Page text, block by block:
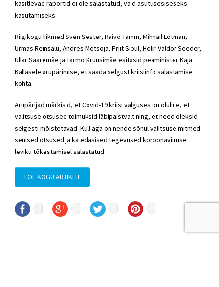
käsitlevad raportid ei ole salastatud, vaid asutusesiseseks
kasutamiseks.
Riigikogu liikmed Sven Sester, Raivo Tamm, Mihhail Lotman,
Urmas Reinsalu, Andres Metsoja, Priit Sibul, Helir-Valdor Seeder,
Üllar Saaremäe ja Tarmo Kruusimäe esitasid peaminister Kaja
Kallasele arupärimise, et saada selgust kriisiinfo salastamise
kohta.
Arupärijad märkisid, et Covid-19 kriisi valguses on oluline, et
valitsuse otsused toimuksid läbipaistvalt ning, et need oleksid
selgesti mõistetavad. Küll aga on nende sõnul valitsuse mitmed
senised otsused ja ka edasised tegevused koroonaviiruse
leviku tõkestamisel salastatud.
LOE KOGU ARTIKLIT